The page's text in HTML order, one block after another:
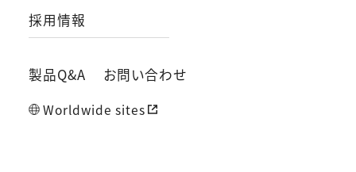
採用情報
製品Q&A お問い合わせ
Worldwide sites